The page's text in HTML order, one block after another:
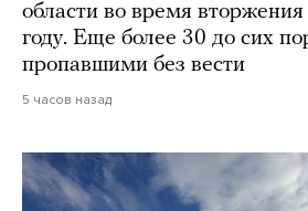
области во время
году. Еще более 30 до сих
пропавшими без вести
5 часов назад